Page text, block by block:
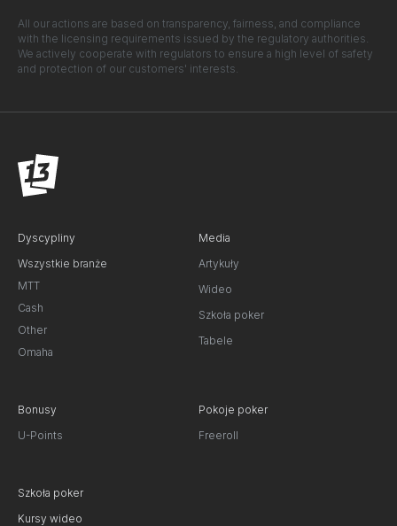
All our actions are based on transparency, fairness, and compliance
with the licensing requirements issued by the regulatory authorities.
We actively cooperate with regulators to ensure a high level of safety
and protection of our customers' interests.
Dyscypliny
Wszystkie branże
MTT
Cash
Other
Omaha
Media
Artykuły
Wideo
Szkoła poker
Tabele
Bonusy
U-Points
Pokoje poker
Freeroll
Szkoła poker
Kursy wideo